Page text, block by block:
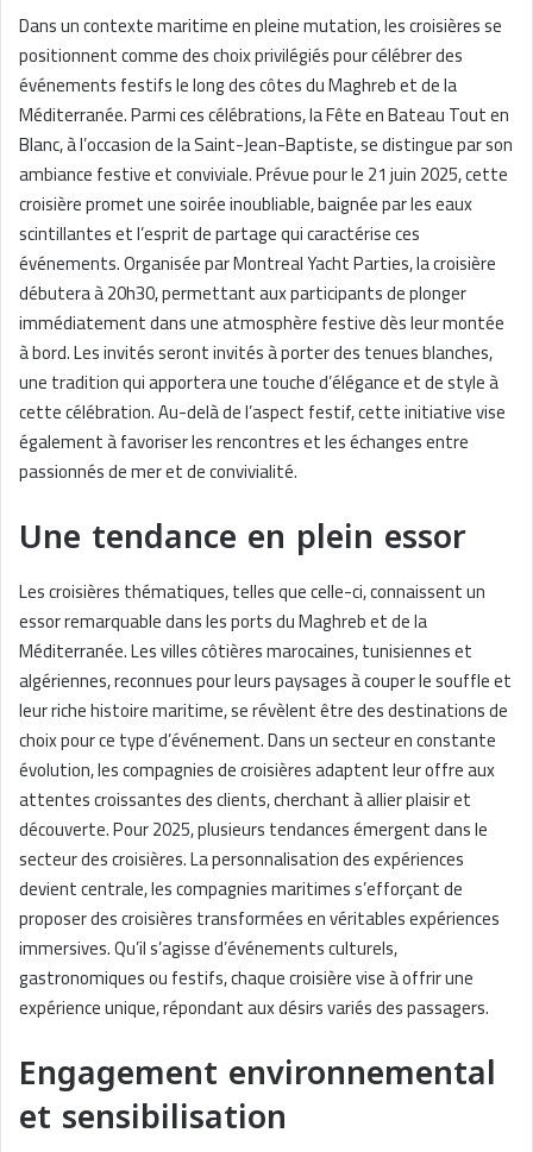
Dans un contexte maritime en pleine mutation, les croisières se
positionnent comme des choix privilégiés pour célébrer des
événements festifs le long des côtes du Maghreb et de la
Méditerranée. Parmi ces célébrations, la Fête en Bateau Tout en
Blanc, à l’occasion de la Saint-Jean-Baptiste, se distingue par son
ambiance festive et conviviale. Prévue pour le 21 juin 2025, cette
croisière promet une soirée inoubliable, baignée par les eaux
scintillantes et l’esprit de partage qui caractérise ces
événements. Organisée par Montreal Yacht Parties, la croisière
débutera à 20h30, permettant aux participants de plonger
immédiatement dans une atmosphère festive dès leur montée
à bord. Les invités seront invités à porter des tenues blanches,
une tradition qui apportera une touche d’élégance et de style à
cette célébration. Au-delà de l’aspect festif, cette initiative vise
également à favoriser les rencontres et les échanges entre
passionnés de mer et de convivialité.
Une tendance en plein essor
Les croisières thématiques, telles que celle-ci, connaissent un
essor remarquable dans les ports du Maghreb et de la
Méditerranée. Les villes côtières marocaines, tunisiennes et
algériennes, reconnues pour leurs paysages à couper le souffle et
leur riche histoire maritime, se révèlent être des destinations de
choix pour ce type d’événement. Dans un secteur en constante
évolution, les compagnies de croisières adaptent leur offre aux
attentes croissantes des clients, cherchant à allier plaisir et
découverte. Pour 2025, plusieurs tendances émergent dans le
secteur des croisières. La personnalisation des expériences
devient centrale, les compagnies maritimes s’efforçant de
proposer des croisières transformées en véritables expériences
immersives. Qu’il s’agisse d’événements culturels,
gastronomiques ou festifs, chaque croisière vise à offrir une
expérience unique, répondant aux désirs variés des passagers.
Engagement environnemental
et sensibilisation